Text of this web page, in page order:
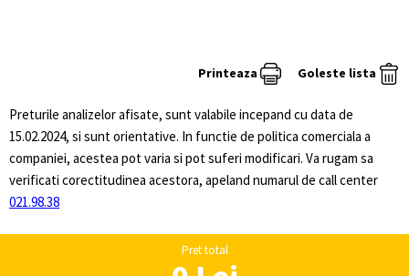
Printeaza Goleste lista
Preturile analizelor afisate, sunt valabile incepand cu data de
15.02.2024, si sunt orientative. In functie de politica comerciala a
companiei, acestea pot varia si pot suferi modificari. Va rugam sa
verificati corectitudinea acestora, apeland numarul de call center
021.98.38
Pret total